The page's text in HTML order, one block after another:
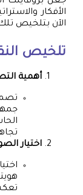
الأفكار
الآن بتلخيص
تلخيص
أهمية
اختيار